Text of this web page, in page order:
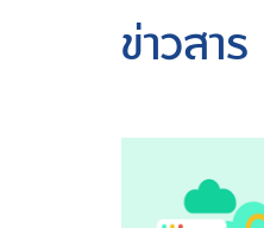
ข่าวสาร